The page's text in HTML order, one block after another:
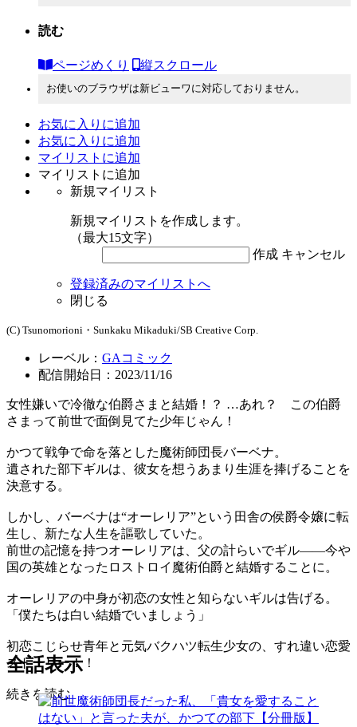
読む
ページめくり 縦スクロール
お使いのブラウザは新ビューワに対応しておりません。
お気に入りに追加
お気に入りに追加
マイリストに追加
マイリストに追加
新規マイリスト
新規マイリストを作成します。
（最大15文字）
作成 キャンセル
登録済みのマイリストへ
閉じる
(C) Tsunomorioni・Sunkaku Mikaduki/SB Creative Corp.
レーベル： GAコミック
配信開始日：2023/11/16
女性嫌いで冷徹な伯爵さまと結婚！？ …あれ？ この伯爵
さまって前世で面倒見てた少年じゃん！
かつて戦争で命を落とした魔術師団長バーベナ。
遺された部下ギルは、彼女を想うあまり生涯を捧げることを
決意する。
しかし、バーベナは“オーレリア”という田舎の侯爵令嬢に転
生し、新たな人生を謳歌していた。
前世の記憶を持つオーレリアは、父の計らいでギル――今や
国の英雄となったロストロイ魔術伯爵と結婚することに。
オーレリアの中身が初恋の女性と知らないギルは告げる。
「僕たちは白い結婚でいましょう」
初恋こじらせ青年と元気バクハツ転生少女の、すれ違い恋愛
ストーリー！！
続きを読む
全話表示